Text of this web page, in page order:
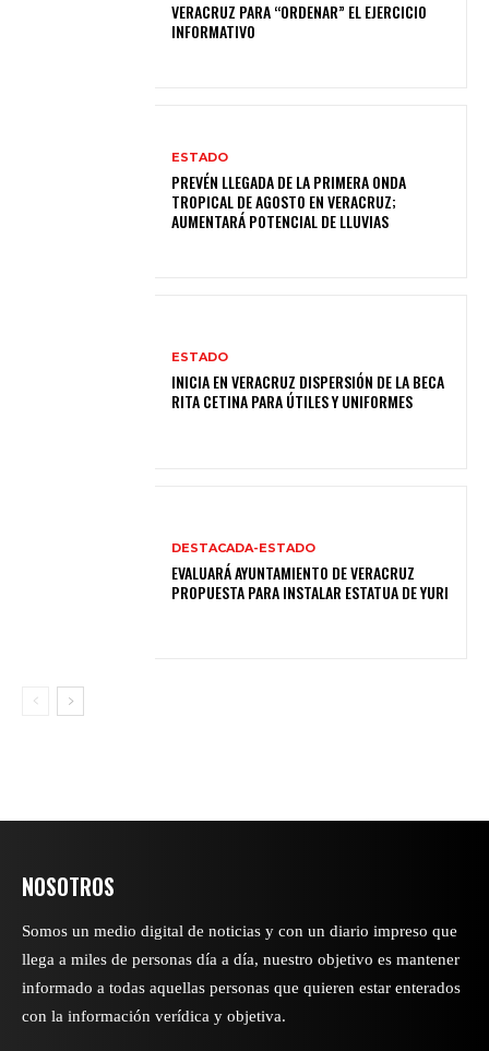
VERACRUZ PARA “ORDENAR” EL EJERCICIO
INFORMATIVO
ESTADO
PREVÉN LLEGADA DE LA PRIMERA ONDA
TROPICAL DE AGOSTO EN VERACRUZ;
AUMENTARÁ POTENCIAL DE LLUVIAS
ESTADO
INICIA EN VERACRUZ DISPERSIÓN DE LA BECA
RITA CETINA PARA ÚTILES Y UNIFORMES
DESTACADA-ESTADO
EVALUARÁ AYUNTAMIENTO DE VERACRUZ
PROPUESTA PARA INSTALAR ESTATUA DE YURI
NOSOTROS
Somos un medio digital de noticias y con un diario impreso que
llega a miles de personas día a día, nuestro objetivo es mantener
informado a todas aquellas personas que quieren estar enterados
con la información verídica y objetiva.